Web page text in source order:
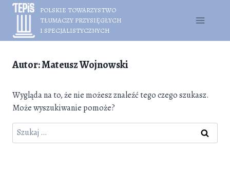
Przejdź
treści
POLSKIE TOWARZYSTWO
TŁUMACZY PRZYSIĘGŁYCH
I SPECJALISTYCZNYCH
Autor: Mateusz Wojnowski
Wygląda na to, że nie możesz znaleźć tego czego szukasz.
Może wyszukiwanie pomoże?
Szukaj: